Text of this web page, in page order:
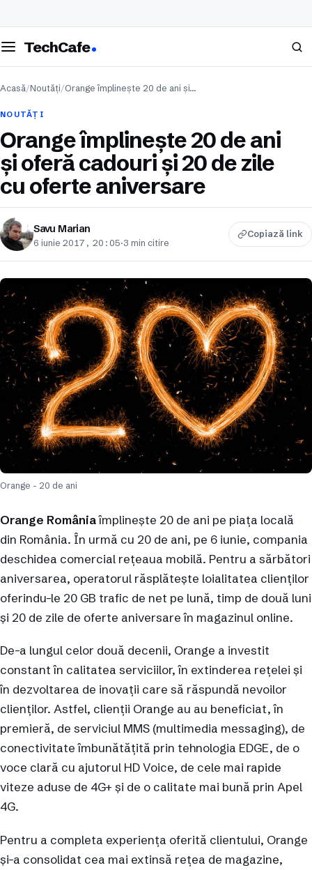
meniul
TechCafe Caută
Acasă/Noutăți/Orange împlinește 20 de ani și…
NOUTĂȚI
Orange împlinește 20 de ani
și oferă cadouri și 20 de zile
cu oferte aniversare
Savu Marian
6 iunie 2017, 20:05·3 min citire
Copiază link
Orange - 20 de ani
Orange Româniaîmplinește 20 de ani pe piața locală
din România. În urmă cu 20 de ani, pe 6 iunie, compania
deschidea comercial rețeaua mobilă. Pentru a sărbători
aniversarea, operatorul răsplătește loialitatea clienților
oferindu-le 20 GB trafic de net pe lună, timp de două luni
și 20 de zile de oferte aniversare în magazinul online.
De-a lungul celor două decenii, Orange a investit
constant în calitatea serviciilor, în extinderea rețelei și
în dezvoltarea de inovații care să răspundă nevoilor
clienților. Astfel, clienții Orange au au beneficiat, în
premieră, de serviciul MMS (multimedia messaging), de
conectivitate îmbunătățită prin tehnologia EDGE, de o
voce clară cu ajutorul HD Voice, de cele mai rapide
viteze aduse de 4G+ și de o calitate mai bună prin Apel
4G.
Pentru a completa experiența oferită clientului, Orange
și-a consolidat cea mai extinsă rețea de magazine,